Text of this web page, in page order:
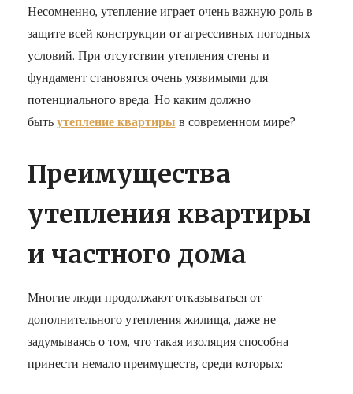
Несомненно, утепление играет очень важную роль в
защите всей конструкции от агрессивных погодных
условий. При отсутствии утепления стены и
фундамент становятся очень уязвимыми для
потенциального вреда. Но каким должно
бытьутепление квартирыв современном мире?
Преимущества
утепления квартиры
и частного дома
Многие люди продолжают отказываться от
дополнительного утепления жилища, даже не
задумываясь о том, что такая изоляция способна
принести немало преимуществ, среди которых: